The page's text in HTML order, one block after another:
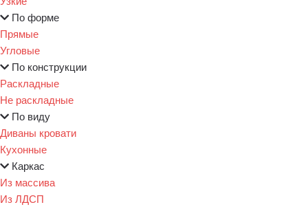
По форме
Прямые
Угловые
По конструкции
Раскладные
Не раскладные
По виду
Диваны кровати
Кухонные
Каркас
Из массива
Из ЛДСП